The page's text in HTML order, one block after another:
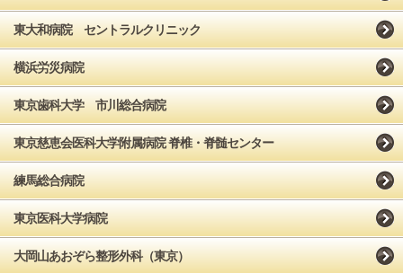
東大和病院 セントラルクリニック
横浜労災病院
東京歯科大学 市川総合病院
東京慈恵会医科大学附属病院 脊椎・脊髄センター
練馬総合病院
東京医科大学病院
大岡山あおぞら整形外科（東京）